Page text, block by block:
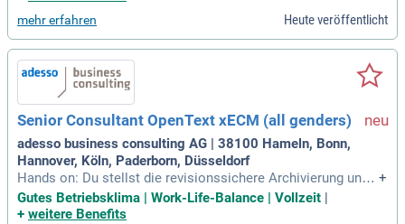
mehr erfahren Heute veröffentlicht
Senior Consultant OpenText xECM (all genders)
adesso business consulting AG | 38100 Hameln, Bonn,
Hannover, Köln, Paderborn, Düsseldorf
Hands on: Du stellst die revisionssichere Archivierung und
die Compliance-konforme Dokumentenablage sicher, damit
unsere Kunden jederzeit auf der sicheren Seite sind.
+
Gutes Betriebsklima | Work-Life-Balance | Vollzeit
+ weitere Benefits